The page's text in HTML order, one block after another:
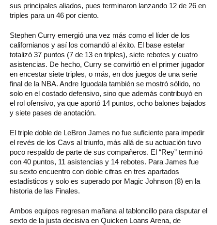
sus principales aliados, pues terminaron lanzando 12 de 26 en
triples para un 46 por ciento.
Stephen Curry emergió una vez más como el líder de los
californianos y así los comandó al éxito. El base estelar
totalizó 37 puntos (7 de 13 en triples), siete rebotes y cuatro
asistencias. De hecho, Curry se convirtió en el primer jugador
en encestar siete triples, o más, en dos juegos de una serie
final de la NBA. Andre Iguodala también se mostró sólido, no
solo en el costado defensivo, sino que además contribuyó en
el rol ofensivo, ya que aportó 14 puntos, ocho balones bajados
y siete pases de anotación.
El triple doble de LeBron James no fue suficiente para impedir
el revés de los Cavs al triunfo, más allá de su actuación tuvo
poco respaldo de parte de sus compañeros. El “Rey” terminó
con 40 puntos, 11 asistencias y 14 rebotes. Para James fue
su sexto encuentro con doble cifras en tres apartados
estadísticos y solo es superado por Magic Johnson (8) en la
historia de las Finales.
Ambos equipos regresan mañana al tabloncillo para disputar el
sexto de la justa decisiva en Quicken Loans Arena, de